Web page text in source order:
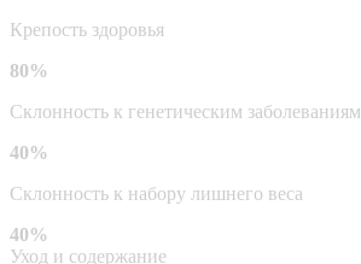
Крепость здоровья
80%
Склонность к генетическим заболеваниям
40%
Склонность к набору лишнего веса
40%
Уход и содержание